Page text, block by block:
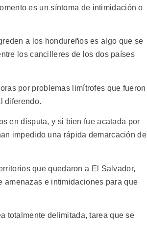
es un síntoma de intimidación o
a los hondureños es algo que se
los cancilleres de los dos países
por problemas limítrofes que fueron
diferendo.
en disputa, y si bien fue acatada por
impedido una rápida demarcación de
que quedaron a El Salvador,
amenazas e intimidaciones para que
totalmente delimitada, tarea que se